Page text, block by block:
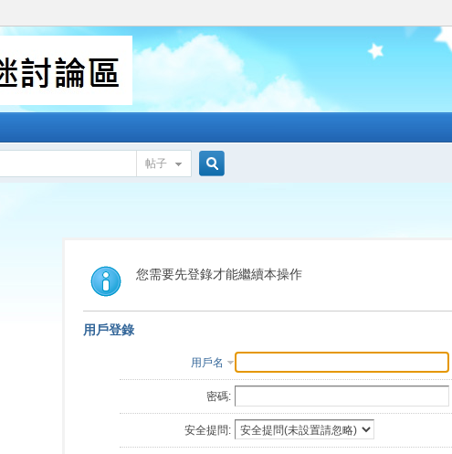
帖子
索
您需要先登錄才能繼續本操作
用戶登錄
用戶名
密碼:
安全提問: